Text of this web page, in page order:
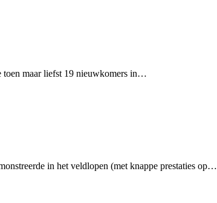
toen maar liefst 19 nieuwkomers in…
in het veldlopen (met knappe prestaties op…